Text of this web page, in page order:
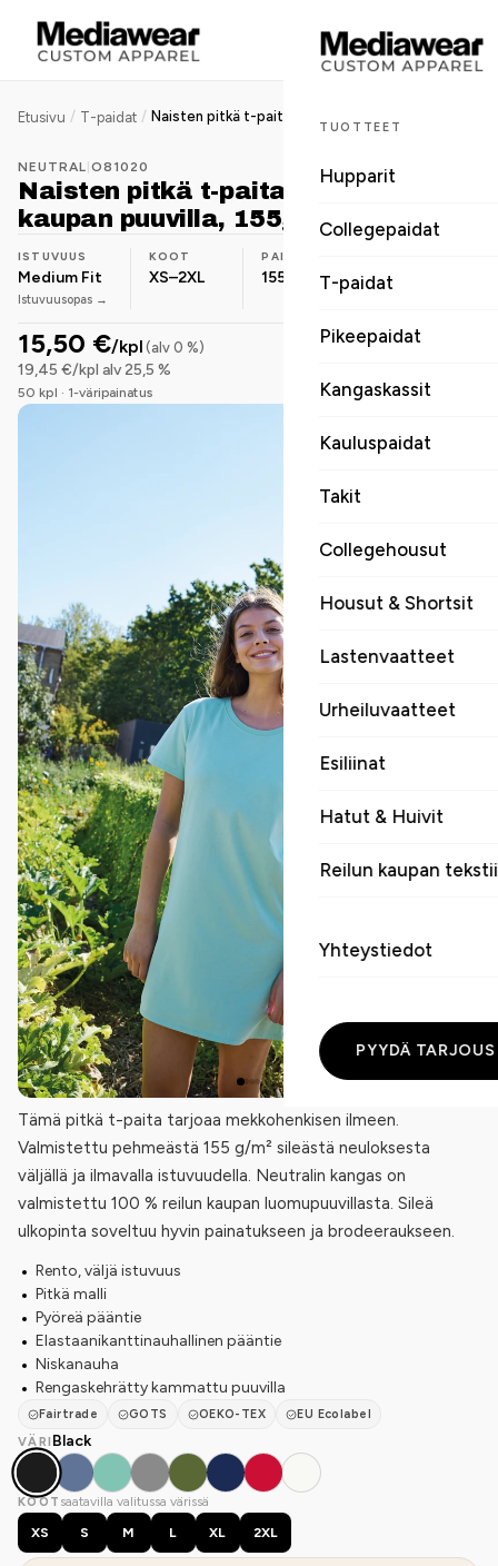
TUOTTEET
Hupparit
Collegepaidat
T-paidat
Pikeepaidat
Kangaskassit
Kauluspaidat
Takit
Collegehousut
Housut & Shortsit
Lastenvaatteet
Urheiluvaatteet
Esiliinat
Hatut & Huivit
Reilun kaupan
Yhteystiedot
PYYDÄ TARJOUS
Etusivu / T-paidat /
NEUTRAL O81020
Naisten pitkä t-paita, Reilun
kaupan puuvilla, 155g
ISTUVUUS
Medium Fit
Istuvuusopas →
KOOT
XS–2XL
PAINO
155 g Luomupuuvilla
15,50 €/kpl (alv 0 %)
19,45 €/kpl alv 25,5 %
50 kpl · 1-väripainatus
Tämä pitkä t-paita tarjoaa mekkohenkisen ilmeen.
Valmistettu pehmeästä 155 g/m² sileästä neuloksesta
väljällä ja ilmavalla istuvuudella. Neutralin kangas on
valmistettu 100 % reilun kaupan luomupuuvillasta. Sileä
ulkopinta soveltuu hyvin painatukseen ja brodeeraukseen.
Rento, väljä istuvuus
Pitkä malli
Pyöreä pääntie
Elastaanikanttinauhallinen pääntie
Niskanauha
Rengaskehrätty kammattu puuvilla
Fairtrade GOTS OEKO-TEX
EU Ecolabel
VÄRI Black
KOOT saatavilla valitussa värissä
XS
S M L XL 2XL